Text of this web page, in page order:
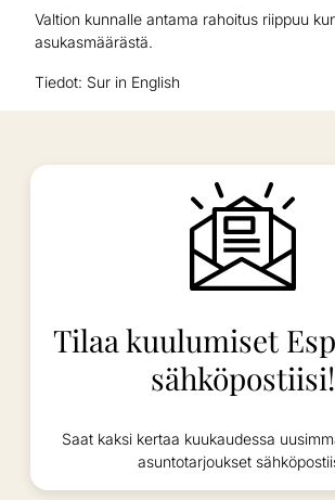
Valtion kunnalle antama rahoitus riippuu
asukasmäärästä.
Tiedot: Sur in English
Tilaa kuulumiset
sähköpostiisi!
Saat kaksi kertaa kuukaudessa
asuntotarjoukset